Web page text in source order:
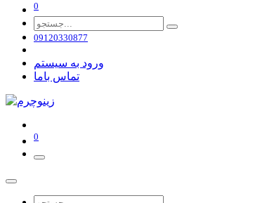
0
09120330877
ورود به سیستم
تماس باما
0